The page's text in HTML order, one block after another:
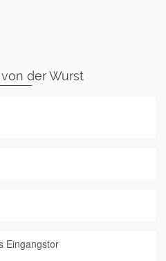
der Wurst
Eingangstor